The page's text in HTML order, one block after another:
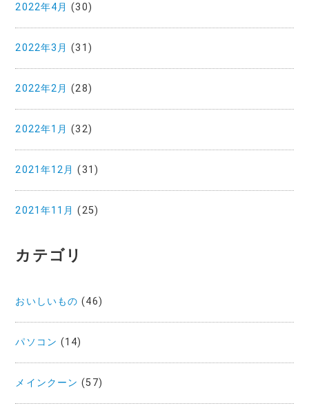
2022年4月 (30)
2022年3月 (31)
2022年2月 (28)
2022年1月 (32)
2021年12月 (31)
2021年11月 (25)
カテゴリ
おいしいもの (46)
パソコン (14)
メインクーン (57)